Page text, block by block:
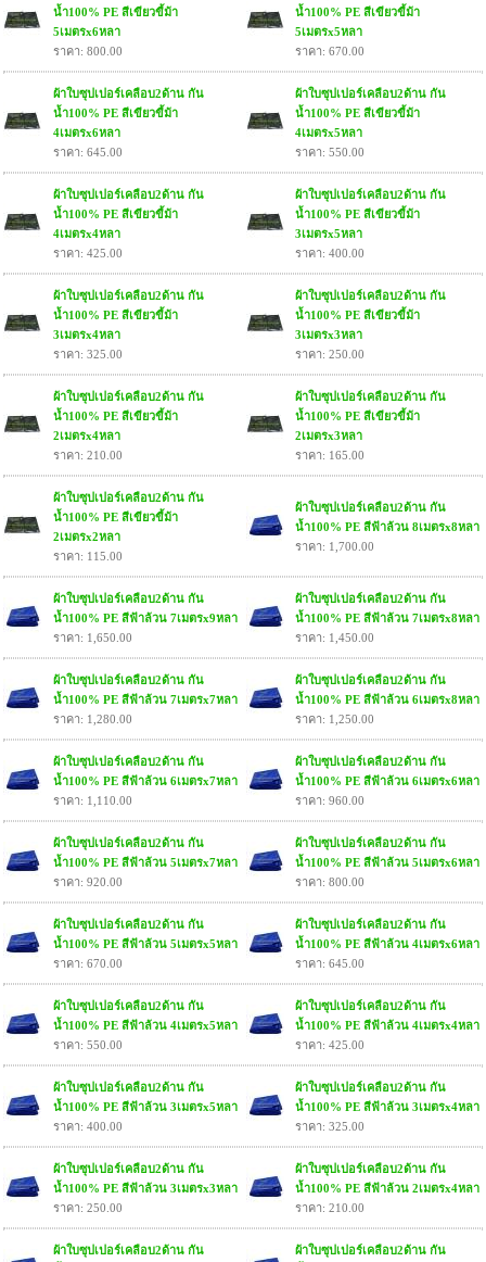
น้ำ100% PE สีเขียวขี้ม้า
5เมตรx6หลา
ราคา: 800.00
น้ำ100% PE สีเขียวขี้ม้า
5เมตรx5หลา
ราคา: 670.00
ผ้าใบซุปเปอร์เคลือบ2ด้าน กัน
น้ำ100% PE สีเขียวขี้ม้า
4เมตรx6หลา
ราคา: 645.00
ผ้าใบซุปเปอร์เคลือบ2ด้าน กัน
น้ำ100% PE สีเขียวขี้ม้า
4เมตรx5หลา
ราคา: 550.00
ผ้าใบซุปเปอร์เคลือบ2ด้าน กัน
น้ำ100% PE สีเขียวขี้ม้า
4เมตรx4หลา
ราคา: 425.00
ผ้าใบซุปเปอร์เคลือบ2ด้าน กัน
น้ำ100% PE สีเขียวขี้ม้า
3เมตรx5หลา
ราคา: 400.00
ผ้าใบซุปเปอร์เคลือบ2ด้าน กัน
น้ำ100% PE สีเขียวขี้ม้า
3เมตรx4หลา
ราคา: 325.00
ผ้าใบซุปเปอร์เคลือบ2ด้าน กัน
น้ำ100% PE สีเขียวขี้ม้า
3เมตรx3หลา
ราคา: 250.00
ผ้าใบซุปเปอร์เคลือบ2ด้าน กัน
น้ำ100% PE สีเขียวขี้ม้า
2เมตรx4หลา
ราคา: 210.00
ผ้าใบซุปเปอร์เคลือบ2ด้าน กัน
น้ำ100% PE สีเขียวขี้ม้า
2เมตรx3หลา
ราคา: 165.00
ผ้าใบซุปเปอร์เคลือบ2ด้าน กัน
น้ำ100% PE สีเขียวขี้ม้า
2เมตรx2หลา
ราคา: 115.00
ผ้าใบซุปเปอร์เคลือบ2ด้าน กัน
น้ำ100% PE สีฟ้าล้วน 8เมตรx8หลา
ราคา: 1,700.00
ผ้าใบซุปเปอร์เคลือบ2ด้าน กัน
น้ำ100% PE สีฟ้าล้วน 7เมตรx9หลา
ราคา: 1,650.00
ผ้าใบซุปเปอร์เคลือบ2ด้าน กัน
น้ำ100% PE สีฟ้าล้วน 7เมตรx8หลา
ราคา: 1,450.00
ผ้าใบซุปเปอร์เคลือบ2ด้าน กัน
น้ำ100% PE สีฟ้าล้วน 7เมตรx7หลา
ราคา: 1,280.00
ผ้าใบซุปเปอร์เคลือบ2ด้าน กัน
น้ำ100% PE สีฟ้าล้วน 6เมตรx8หลา
ราคา: 1,250.00
ผ้าใบซุปเปอร์เคลือบ2ด้าน กัน
น้ำ100% PE สีฟ้าล้วน 6เมตรx7หลา
ราคา: 1,110.00
ผ้าใบซุปเปอร์เคลือบ2ด้าน กัน
น้ำ100% PE สีฟ้าล้วน 6เมตรx6หลา
ราคา: 960.00
ผ้าใบซุปเปอร์เคลือบ2ด้าน กัน
น้ำ100% PE สีฟ้าล้วน 5เมตรx7หลา
ราคา: 920.00
ผ้าใบซุปเปอร์เคลือบ2ด้าน กัน
น้ำ100% PE สีฟ้าล้วน 5เมตรx6หลา
ราคา: 800.00
ผ้าใบซุปเปอร์เคลือบ2ด้าน กัน
น้ำ100% PE สีฟ้าล้วน 5เมตรx5หลา
ราคา: 670.00
ผ้าใบซุปเปอร์เคลือบ2ด้าน กัน
น้ำ100% PE สีฟ้าล้วน 4เมตรx6หลา
ราคา: 645.00
ผ้าใบซุปเปอร์เคลือบ2ด้าน กัน
น้ำ100% PE สีฟ้าล้วน 4เมตรx5หลา
ราคา: 550.00
ผ้าใบซุปเปอร์เคลือบ2ด้าน กัน
น้ำ100% PE สีฟ้าล้วน 4เมตรx4หลา
ราคา: 425.00
ผ้าใบซุปเปอร์เคลือบ2ด้าน กัน
น้ำ100% PE สีฟ้าล้วน 3เมตรx5หลา
ราคา: 400.00
ผ้าใบซุปเปอร์เคลือบ2ด้าน กัน
น้ำ100% PE สีฟ้าล้วน 3เมตรx4หลา
ราคา: 325.00
ผ้าใบซุปเปอร์เคลือบ2ด้าน กัน
น้ำ100% PE สีฟ้าล้วน 3เมตรx3หลา
ราคา: 250.00
ผ้าใบซุปเปอร์เคลือบ2ด้าน กัน
น้ำ100% PE สีฟ้าล้วน 2เมตรx4หลา
ราคา: 210.00
ผ้าใบซุปเปอร์เคลือบ2ด้าน กัน ผ้าใบซุปเปอร์เคลือบ2ด้าน กัน